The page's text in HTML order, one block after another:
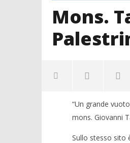
Mons.
“Un grande
mons. Giovanni
Sullo stesso sito